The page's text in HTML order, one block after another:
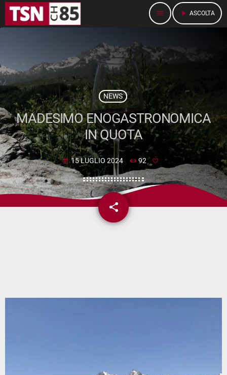
menu play_arrow ASCOLTA
NEWS
MADESIMO ENOGASTRONOMICA
IN QUOTA
today 15 LUGLIO 2024 92
share
email